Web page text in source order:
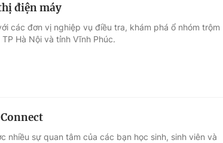
điện máy
các đơn vị nghiệp vụ điều tra, khám phá ổ nhóm trộm
Hà Nội và tỉnh Vĩnh Phúc.
nhiều sự quan tâm của các bạn học sinh, sinh viên và